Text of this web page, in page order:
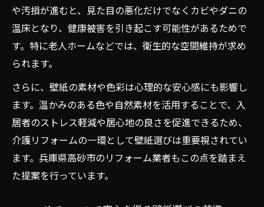
や汚損が進むと、見た目の悪化だけでなくカビやダニの
温床となり、健康被害を引き起こす可能性があるためで
す。特に老人ホームなどでは、衛生的な空間維持が求め
られます。
さらに、壁紙の素材や色彩は心理的な安心感にも影響し
ます。温かみのある色や自然素材を活用することで、入
居者のストレス軽減や居心地の良さを促進できるため、
介護リフォームの一環として壁紙選びは重要視されてい
ます。兵庫県高砂市のリフォーム業者もこの点を踏まえ
た提案を行っています。